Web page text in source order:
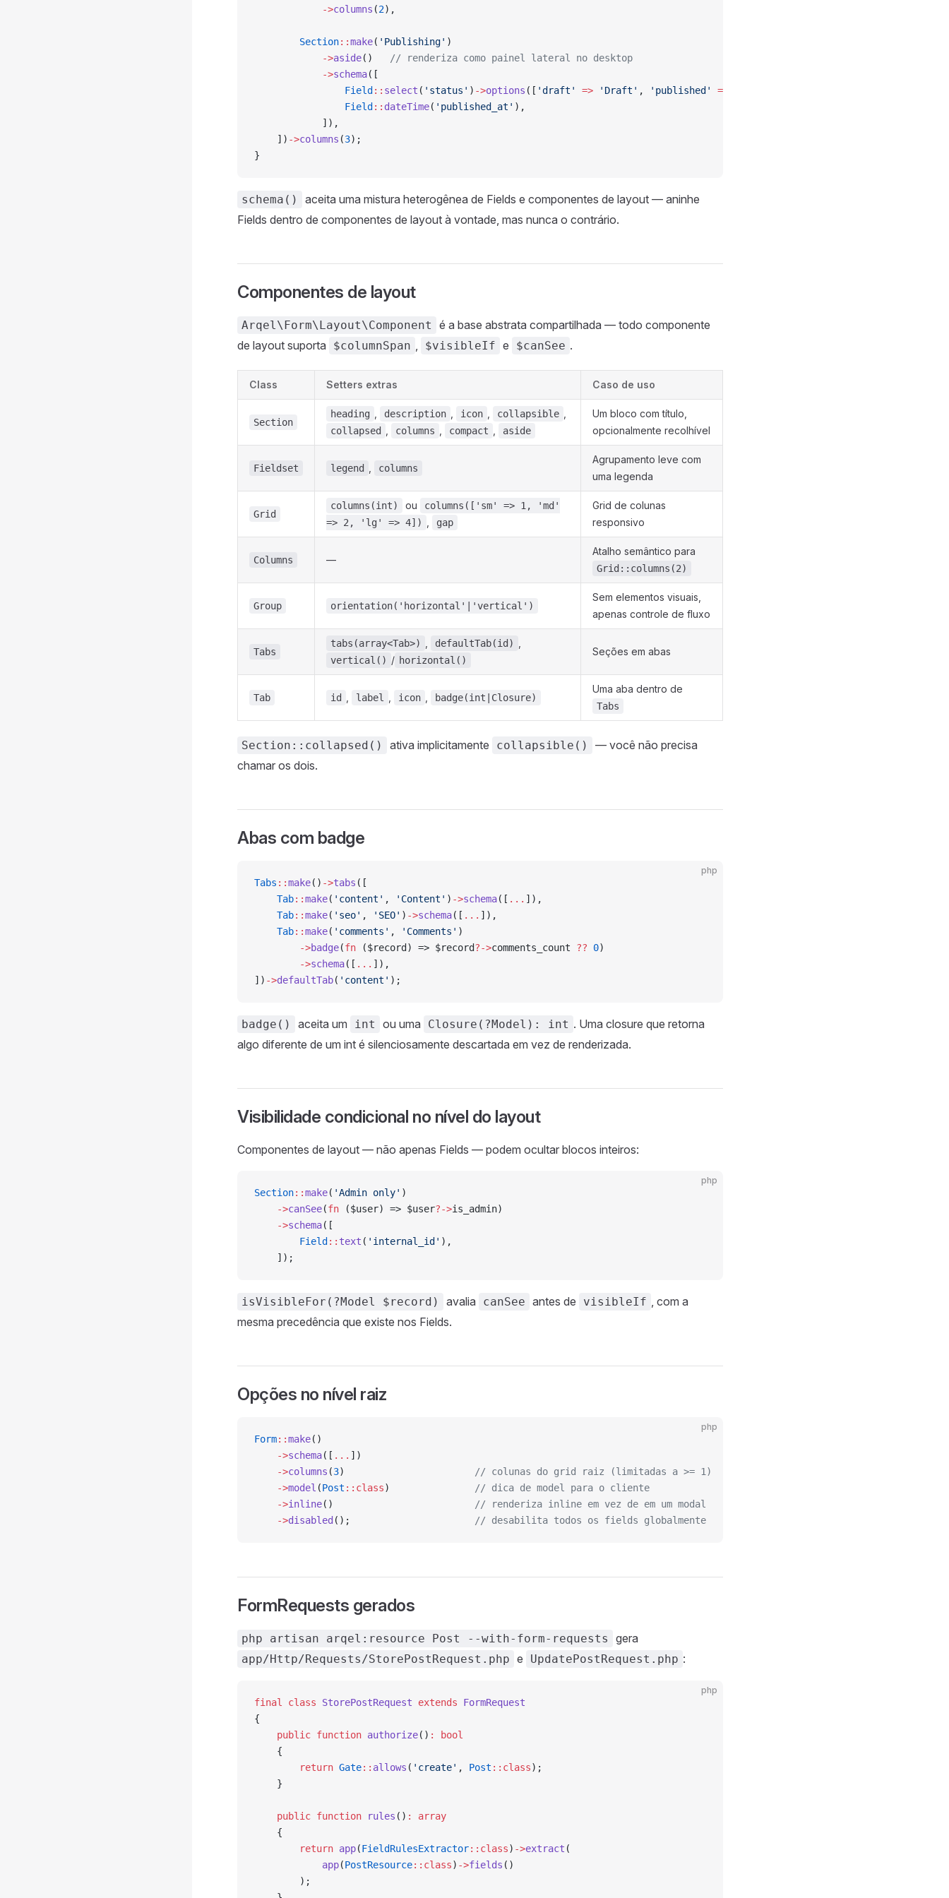
            ->
columns (2),
        Section
::make( 'Publishing' )
            ->
aside()
// renderiza como painel lateral no desktop
            ->
schema([
                Field
:: select ( 'status' ) ->options ([ 'draft' => 'Draft' , 'published' =>
                Field
:: dateTime( 'published_at' ),
            ]),
    ])
->columns (3);
}
schema()
aceita uma mistura heterogênea de Fields e componentes de layout — aninhe
Fields dentro de componentes de layout à vontade, mas nunca o contrário.
Componentes de layout
Arqel\Form\Layout\Component
é a base abstrata compartilhada — todo componente
de layout suporta
$columnSpan , $visibleIf e $canSee .
Class Setters extras Caso de uso
Section
heading description icon collapsible
collapsed columns compact aside
Um bloco com título,
opcionalmente recolhível
Fieldset legend columns
Agrupamento leve com
uma legenda
Grid
columns(int) ou
columns(['sm' => 1, 'md'
=> 2, 'lg' => 4])
gap
Grid de colunas
responsivo
Columns —
Atalho semântico para
Grid::columns(2)
Group orientation('horizontal'|'vertical')
Sem elementos visuais,
apenas controle de fluxo
Tabs
tabs(array<Tab>) defaultTab(id)
vertical() / horizontal()
Seções em abas
Tab id label icon badge(int|Closure)
Uma aba dentro de
Tabs
Section::collapsed() ativa implicitamente collapsible()
— você não precisa
chamar os dois.
Abas com badge
php
Tabs ::make() ->tabs ([
    Tab
::make( 'content' , 'Content' ) ->schema([ ... ]),
    Tab
::make( 'seo' , 'SEO' ) ->schema([ ... ]),
    Tab
::make( 'comments' , 'Comments' )
        ->
badge(fn ($record) => $record?->comments_count ?? 0)
        ->
schema([ ... ]),
]) ->defaultTab( 'content' );
badge() aceita um int ou uma Closure(?Model): int . Uma closure que retorna
algo diferente de um int é silenciosamente descartada em vez de renderizada.
Visibilidade condicional no nível do layout
Componentes de layout — não apenas Fields — podem ocultar blocos inteiros:
php
Section::make( 'Admin only' )
    ->
canSee(fn ($user) => $user?->is_admin)
    ->
schema([
        Field
:: text ( 'internal_id' ),
    ]);
isVisibleFor(?Model $record) avalia canSee antes de visibleIf , com a
mesma precedência que existe nos Fields.
Opções no nível raiz
php
Form::make()
    ->
schema([ ... ])
    ->
columns (3)
// colunas do grid raiz (limitadas a >= 1)
    ->
model (Post ::class)
// dica de model para o cliente
    ->
inline()
// renderiza inline em vez de em um modal
    ->
disabled (); // desabilita todos os fields globalmente
FormRequests gerados
php artisan arqel:resource Post --with-form-requests gera
app/Http/Requests/StorePostRequest.php e UpdatePostRequest.php :
php
final class StorePostRequest extends FormRequest
{
    public
function authorize() :
bool
    {
        return
Gate:: allows ( 'create' , Post ::class);
    }
    public
function rules () :
array
    {
        return
app(FieldRulesExtractor::class) ->extract (
            app
(PostResource::class) ->fields ()
        );